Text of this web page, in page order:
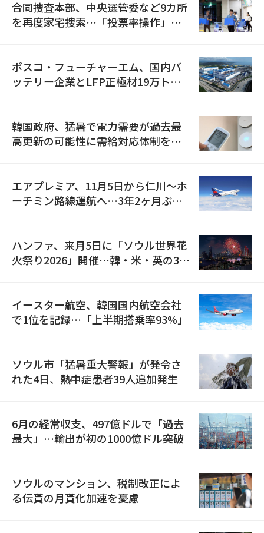
合同捜査本部、中央選管委など9カ所
を再度家宅捜索…「投票率操作」の
ポスコ・フューチャーエム、国内バ
ッテリー企業とLFP正極材19万トン
韓国政府、猛暑で電力需要が過去最
高更新の可能性に需給対応体制を点
エアプレミア、11月5日から仁川〜ホ
ーチミン路線運航へ…3年2ヶ月ぶり
ハンファ、来月5日に「ソウル世界花
火祭り2026」開催…韓・米・英の3カ
イースター航空、韓国国内航空会社
で1位を記録…「上半期搭乗率93%」
ソウル市「猛暑重大警報」が発令さ
れた4日、熱中症患者39人追加発生
6月の経常収支、497億ドルで「過去
最大」…輸出が初の1000億ドル突破
ソウルのマンション、税制改正によ
る伝貰の月貰化加速を憂慮